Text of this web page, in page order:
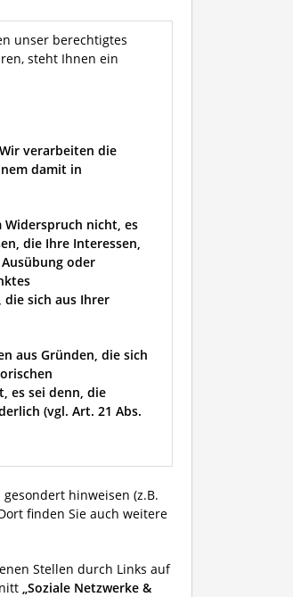
unser berechtigtes
steht Ihnen ein
verarbeiten die
damit in
Widerspruch nicht, es
die Ihre Interessen,
oder
die sich aus Ihrer
aus Gründen, die sich
es sei denn, die
(vgl. Art. 21 Abs.
hinweisen (z.B.
finden Sie auch weitere
Stellen durch Links auf
„Soziale Netzwerke &